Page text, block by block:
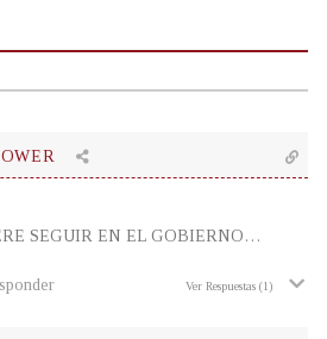
SEGUIR EN EL GOBIERNO…
Ver Respuestas (1)